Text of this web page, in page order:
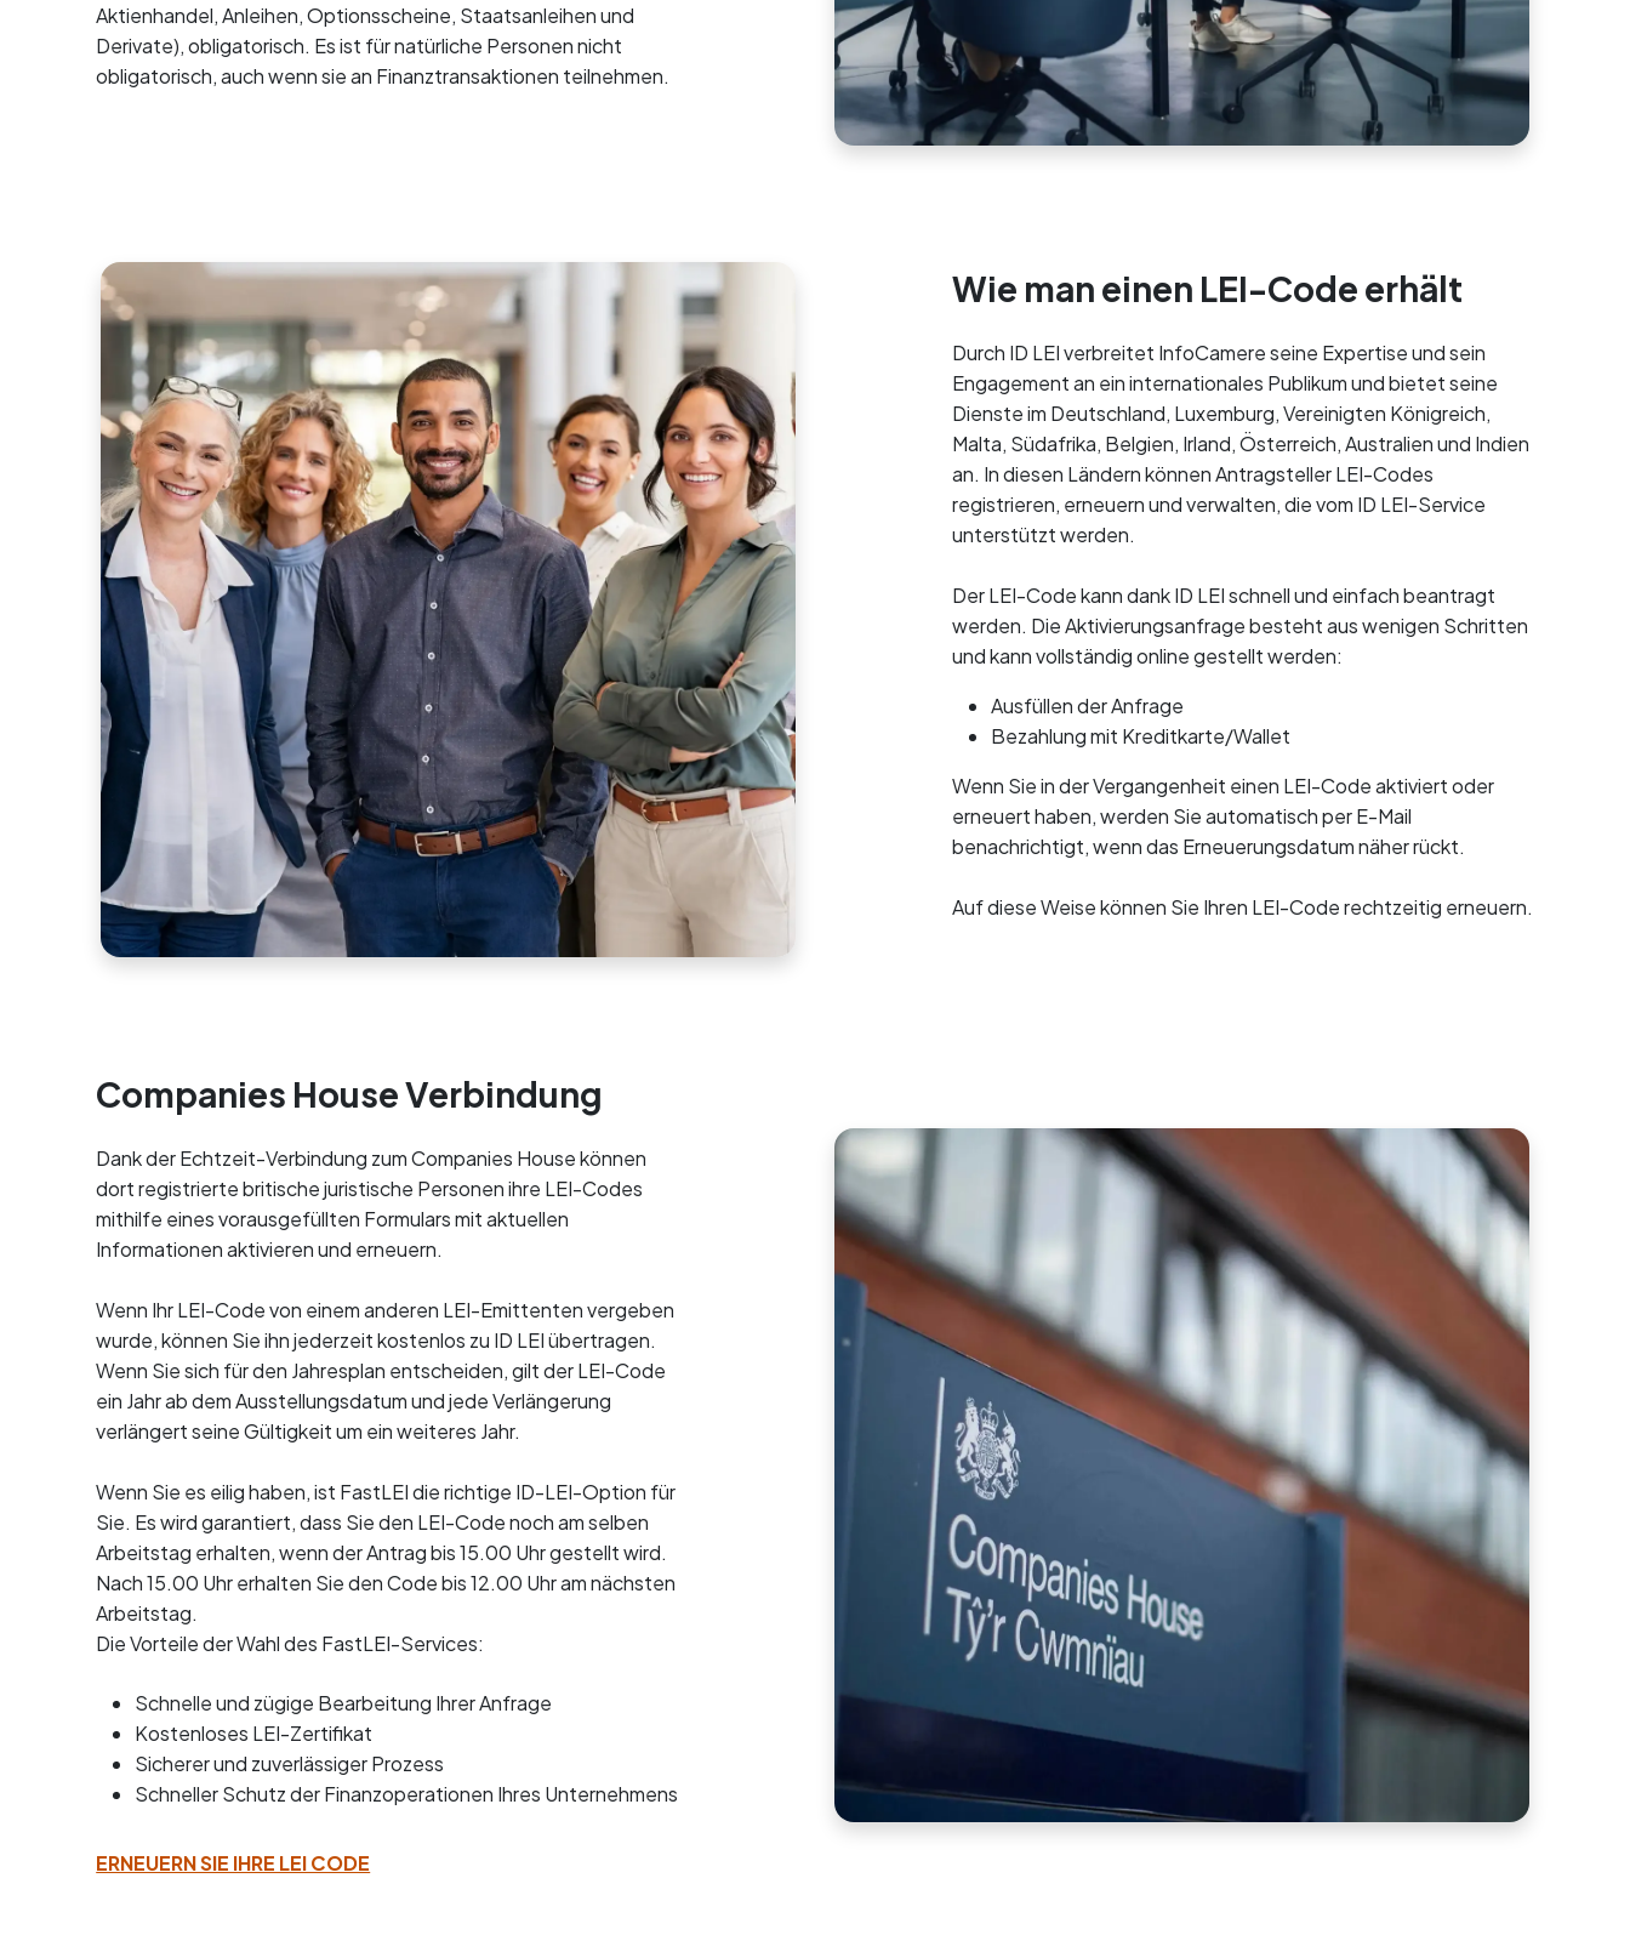
Aktienhandel, Anleihen, Optionsscheine, Staatsanleihen und
Derivate), obligatorisch. Es ist für natürliche Personen nicht
obligatorisch, auch wenn sie an Finanztransaktionen teilnehmen.
Wie man einen LEI-Code erhält
Durch ID LEI verbreitet InfoCamere seine Expertise und sein
Engagement an ein internationales Publikum und bietet seine
Dienste im Deutschland, Luxemburg, Vereinigten Königreich,
Malta, Südafrika, Belgien, Irland, Österreich, Australien und Indien
an. In diesen Ländern können Antragsteller LEI-Codes
registrieren, erneuern und verwalten, die vom ID LEI-Service
unterstützt werden.
Der LEI-Code kann dank ID LEI schnell und einfach beantragt
werden. Die Aktivierungsanfrage besteht aus wenigen Schritten
und kann vollständig online gestellt werden:
Ausfüllen der Anfrage
Bezahlung mit Kreditkarte/Wallet
Wenn Sie in der Vergangenheit einen LEI-Code aktiviert oder
erneuert haben, werden Sie automatisch per E-Mail
benachrichtigt, wenn das Erneuerungsdatum näher rückt.
Auf diese Weise können Sie Ihren LEI-Code rechtzeitig erneuern.
Companies House Verbindung
Dank der Echtzeit-Verbindung zum Companies House können
dort registrierte britische juristische Personen ihre LEI-Codes
mithilfe eines vorausgefüllten Formulars mit aktuellen
Informationen aktivieren und erneuern.
Wenn Ihr LEI-Code von einem anderen LEI-Emittenten vergeben
wurde, können Sie ihn jederzeit kostenlos zu ID LEI übertragen.
Wenn Sie sich für den Jahresplan entscheiden, gilt der LEI-Code
ein Jahr ab dem Ausstellungsdatum und jede Verlängerung
verlängert seine Gültigkeit um ein weiteres Jahr.
Wenn Sie es eilig haben, ist FastLEI die richtige ID-LEI-Option für
Sie. Es wird garantiert, dass Sie den LEI-Code noch am selben
Arbeitstag erhalten, wenn der Antrag bis 15.00 Uhr gestellt wird.
Nach 15.00 Uhr erhalten Sie den Code bis 12.00 Uhr am nächsten
Arbeitstag.
Die Vorteile der Wahl des FastLEI-Services:
Schnelle und zügige Bearbeitung Ihrer Anfrage
Kostenloses LEI-Zertifikat
Sicherer und zuverlässiger Prozess
Schneller Schutz der Finanzoperationen Ihres Unternehmens
ERNEUERN SIE IHRE LEI CODE